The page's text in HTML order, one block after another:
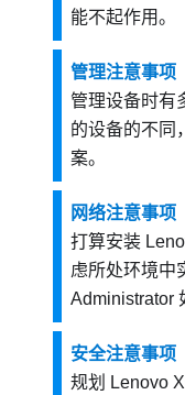
能不起作用。
管理注意事项
管理设备时有
的设备的不同
案。
网络注意事项
打算安装
虑所处环境中
Administrator
安全注意事项
规划
Lenovo